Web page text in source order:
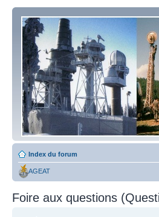
Index du forum
AGEAT
Foire aux questions